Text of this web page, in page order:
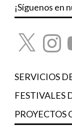
¡Síguenos en
X
SERVICIOS
FESTIVALES
PROYECTOS